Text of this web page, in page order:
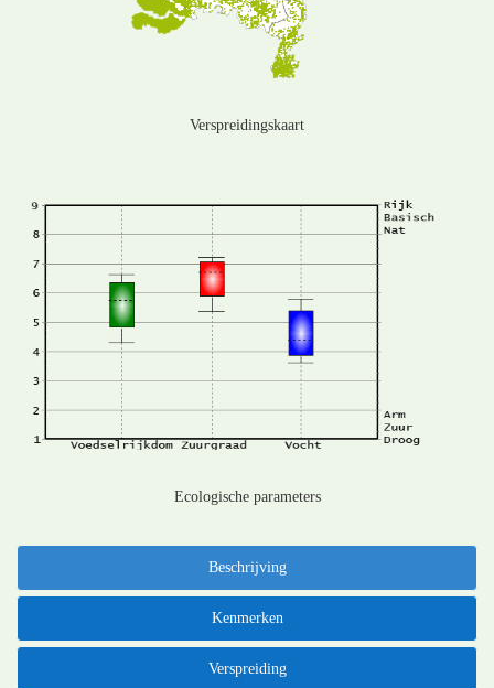
Verspreidingskaart
Ecologische parameters
Beschrijving
Kenmerken
Verspreiding